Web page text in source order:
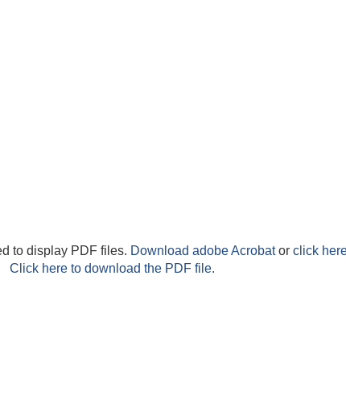
to display PDF files. Download adobe Acrobator click
Click here to download the PDF file.